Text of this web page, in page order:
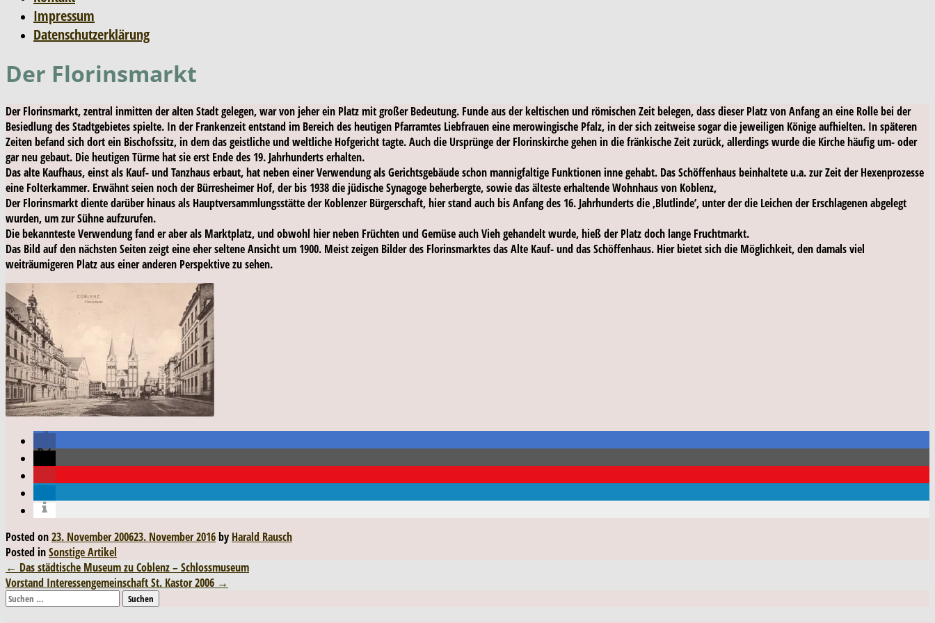
Impressum
Datenschutzerklärung
Der Florinsmarkt
Der Florinsmarkt, zentral inmitten der alten Stadt gelegen, war von jeher ein Platz mit großer Bedeutung. Funde aus der keltischen und römischen Zeit belegen, dass dieser Platz von Anfang an eine Rolle bei der
Besiedlung des Stadtgebietes spielte. In der Frankenzeit entstand im Bereich des heutigen Pfarramtes Liebfrauen eine merowingische Pfalz, in der sich zeitweise sogar die jeweiligen Könige aufhielten. In späteren
Zeiten befand sich dort ein Bischofssitz, in dem das geistliche und weltliche Hofgericht tagte. Auch die Ursprünge der Florinskirche gehen in die fränkische Zeit zurück, allerdings wurde die Kirche häufig um- oder
gar neu gebaut. Die heutigen Türme hat sie erst Ende des 19. Jahrhunderts erhalten.
Das alte Kaufhaus, einst als Kauf- und Tanzhaus erbaut, hat neben einer Verwendung als Gerichtsgebäude schon mannigfaltige Funktionen inne gehabt. Das Schöffenhaus beinhaltete u.a. zur Zeit der Hexenprozesse
eine Folterkammer. Erwähnt seien noch der Bürresheimer Hof, der bis 1938 die jüdische Synagoge beherbergte, sowie das älteste erhaltende Wohnhaus von Koblenz,
Der Florinsmarkt diente darüber hinaus als Hauptversammlungsstätte der Koblenzer Bürgerschaft, hier stand auch bis Anfang des 16. Jahrhunderts die ‚Blutlinde’, unter der die Leichen der Erschlagenen abgelegt
wurden, um zur Sühne aufzurufen.
Die bekannteste Verwendung fand er aber als Marktplatz, und obwohl hier neben Früchten und Gemüse auch Vieh gehandelt wurde, hieß der Platz doch lange Fruchtmarkt.
Das Bild auf den nächsten Seiten zeigt eine eher seltene Ansicht um 1900. Meist zeigen Bilder des Florinsmarktes das Alte Kauf- und das Schöffenhaus. Hier bietet sich die Möglichkeit, den damals viel
weiträumigeren Platz aus einer anderen Perspektive zu sehen.
Posted on23. November 200623. November 2016by Harald Rausch
Posted inSonstige Artikel
Post
navigation
← Das städtische Museum zu Coblenz – Schlossmuseum
Vorstand Interessengemeinschaft St. Kastor 2006 →
Suchen
nach: